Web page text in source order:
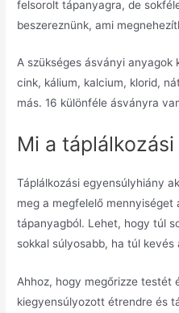
felsorolt ​​tápanyagra, de
beszereznünk, ami
A szükséges ásványi anyagok
cink, kálium, kalcium, klorid,
más.16 különféle ásványra
Mi a
Táplálkozási egyensúlyhiány
meg a megfelelő mennyiséget
tápanyagból. Lehet, hogy túl
sokkal súlyosabb, ha túl kevés
Ahhoz, hogy megőrizze testét
kiegyensúlyozott étrendre és